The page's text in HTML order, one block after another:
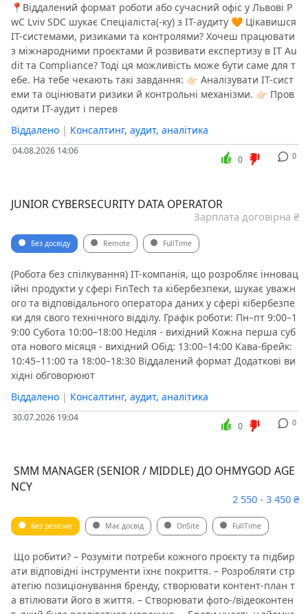
📍Віддалений формат роботи або сучасний офіс у Львові P
wC Lviv SDC шукає Спеціаліста(-ку) з ІТ-аудиту 🧡 Цікавишся
ІТ-системами, ризиками та контролями? Хочеш працювати
з міжнародними проєктами й розвивати експертизу в IT Au
dit та Compliance? Тоді ця можливість може бути саме для т
ебе. На тебе чекають такі завдання: 👉🏻 Аналізувати ІТ-сист
еми та оцінювати ризики й контрольні механізми. 👉🏻 Пров
одити ІТ-аудит і перев
Віддалено | Консалтинг, аудит, аналітика
04.08.2026 14:06 0
0
JUNIOR CYBERSECURITY DATA OPERATOR
Зарплата договірна ₴
Без досвіду Remote FullTime
(Робота без спілкування) IT-компанія, що розробляє інновац
ійні продукти у сфері FinTech та кібербезпеки, шукає уважн
ого та відповідального оператора даних у сфері кібербезпе
ки для свого технічного відділу. ️Графік роботи: Пн–пт 9:00–1
9:00 Субота 10:00–18:00 Неділя - вихідний Кожна перша суб
ота нового місяця - вихідний Обід: 13:00–14:00 Кава-брейк:
10:45–11:00 та 18:00–18:30 Віддалений формат ️Додаткові ви
хідні обговорюют
Віддалено | Консалтинг, аудит, аналітика
30.07.2026 19:04 0
0
️ SMM MANAGER (SENIOR / MIDDLE) ДО OHMYGOD AGE
NCY
2 550 - 3 450 ₴
Без резюме Має досвід OnSite FullTime
️ Що робити? – Розуміти потреби кожного проєкту та підбир
ати відповідні інструменти їхнє покриття. – Розробляти стр
атегію позиціонування бренду, створювати контент-план т
а втілювати його в життя. – Створювати фото-/відеоконтен